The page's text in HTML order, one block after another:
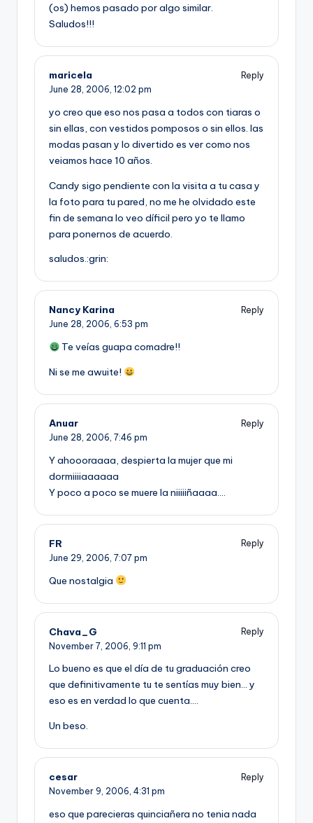
(os) hemos pasado por algo similar.
Saludos!!!
maricela
Reply
June 28, 2006, 12:02 pm
yo creo que eso nos pasa a todos con tiaras o
sin ellas, con vestidos pomposos o sin ellos. las
modas pasan y lo divertido es ver como nos
veiamos hace 10 años.
Candy sigo pendiente con la visita a tu casa y
la foto para tu pared, no me he olvidado este
fin de semana lo veo dí­ficil pero yo te llamo
para ponernos de acuerdo.
saludos.:grin:
Nancy Karina
Reply
June 28, 2006, 6:53 pm
Te veí­as guapa comadre!!
Ni se me awuite!
Anuar
Reply
June 28, 2006, 7:46 pm
Y ahoooraaaa, despierta la mujer que mi
dormiiiiaaaaaa
Y poco a poco se muere la niiiiiñaaaa….
FR
Reply
June 29, 2006, 7:07 pm
Que nostalgia
Chava_G
Reply
November 7, 2006, 9:11 pm
Lo bueno es que el dí­a de tu graduación creo
que definitivamente tu te sentí­as muy bien… y
eso es en verdad lo que cuenta….
Un beso.
cesar
Reply
November 9, 2006, 4:31 pm
eso que parecieras quinciañera no tenia nada